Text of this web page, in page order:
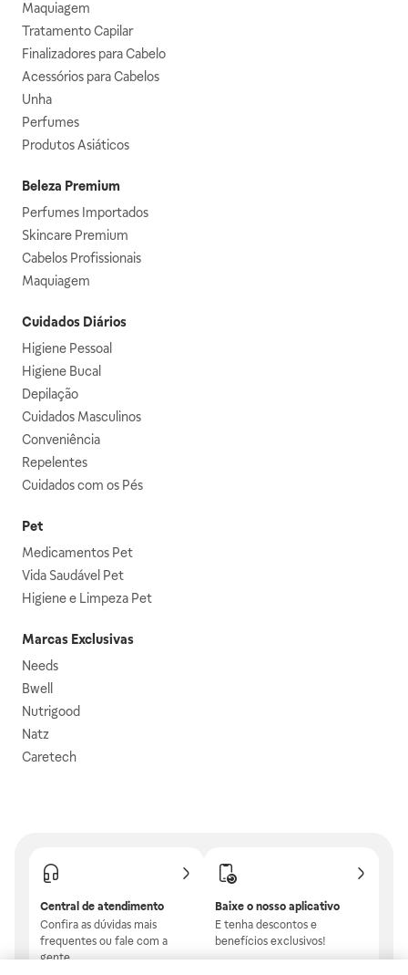
Maquiagem
Tratamento Capilar
Finalizadores para Cabelo
Acessórios para Cabelos
Unha
Perfumes
Produtos Asiáticos
Beleza Premium
Perfumes Importados
Skincare Premium
Cabelos Profissionais
Maquiagem
Cuidados Diários
Higiene Pessoal
Higiene Bucal
Depilação
Cuidados Masculinos
Conveniência
Repelentes
Cuidados com os Pés
Pet
Medicamentos Pet
Vida Saudável Pet
Higiene e Limpeza Pet
Marcas Exclusivas
Needs
Bwell
Nutrigood
Natz
Caretech
Central de atendimento
Confira as dúvidas mais
frequentes ou fale com a
gente.
Baixe o nosso aplicativo
E tenha descontos e
benefícios exclusivos!